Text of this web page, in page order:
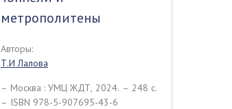
метрополитены
Авторы:
Т.И Лалова
– Москва : УМЦ ЖДТ, 2024. – 248 c.
– ISBN 978-5-907695-43-6